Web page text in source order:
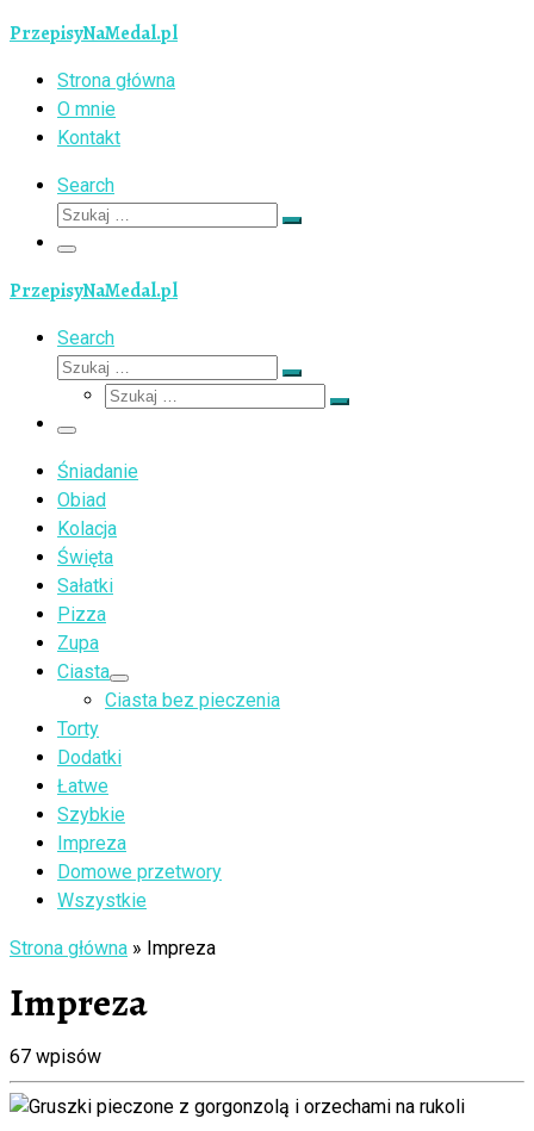
PrzepisyNaMedal.pl
Strona główna
O mnie
Kontakt
Search
Szukaj
Szukaj
Menu
PrzepisyNaMedal.pl
Search
Szukaj
Szukaj
Szukaj
Szukaj
Menu
Śniadanie
Obiad
Kolacja
Święta
Sałatki
Pizza
Zupa
Ciasta
Ciasta bez pieczenia
Torty
Dodatki
Łatwe
Szybkie
Impreza
Domowe przetwory
Wszystkie
Strona główna » Impreza
Impreza
67 wpisów